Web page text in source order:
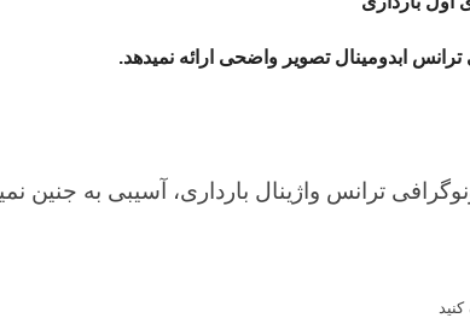
ابدومینال تصویر واضحی ارائه نمیدهد.